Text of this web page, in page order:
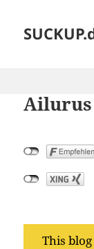
Ailurus
This